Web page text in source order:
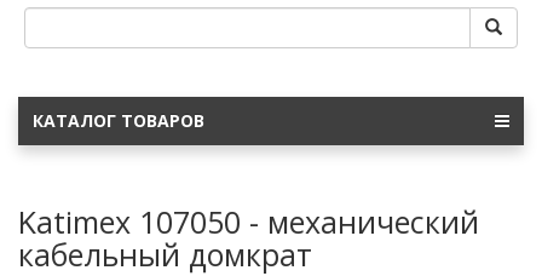
КАТАЛОГ ТОВАРОВ
Katimex 107050 - механический
кабельный домкрат